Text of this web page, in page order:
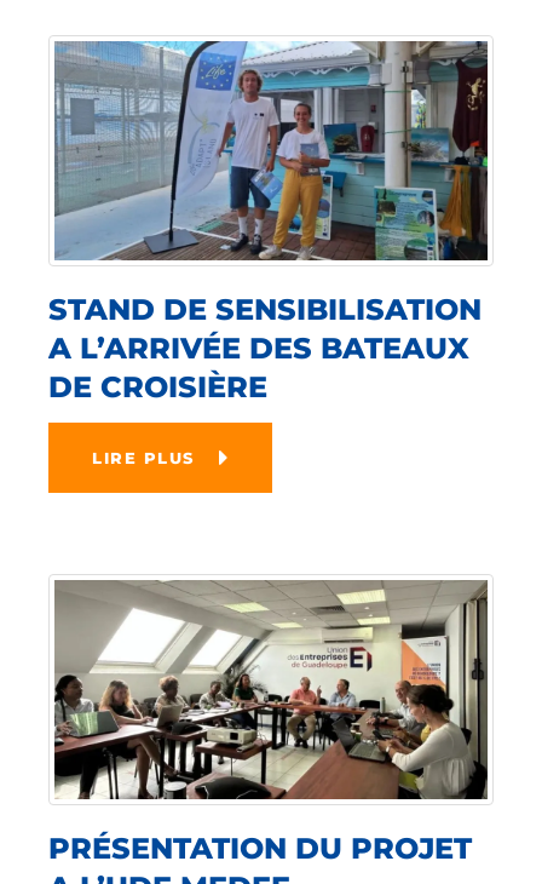
STAND DE SENSIBILISATION
A L’ARRIVÉE DES BATEAUX
DE CROISIÈRE
LIRE PLUS
PRÉSENTATION DU PROJET